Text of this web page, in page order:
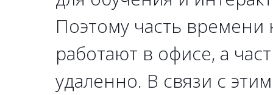
Поэтому часть
работают в офисе, а
удаленно. В связи с